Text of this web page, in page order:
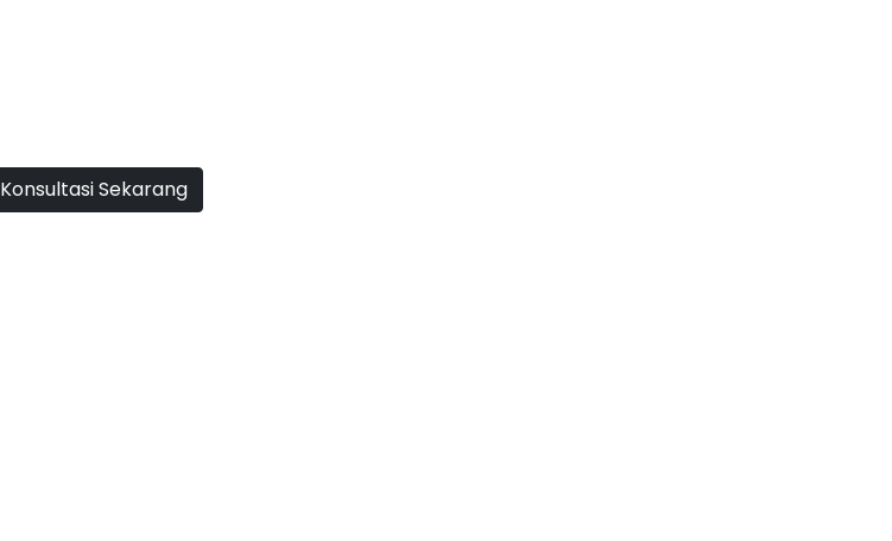
Konsultasi Sekarang